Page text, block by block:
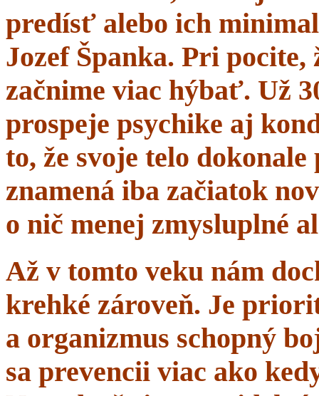
predísť alebo ich
Jozef Španka. Pri
začnime viac hýbať. Už
prospeje psychike aj
to, že svoje telo dokonale
znamená iba začiatok
o nič menej zmysluplné
Až v tomto veku nám
krehké zároveň. Je
a organizmus schopný
sa prevencii viac ako